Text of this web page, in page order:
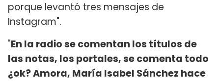
porque levantó tres mensajes de
Instagram".
"En la radio se comentan los títulos de
las notas, los portales, se comenta todo
¿ok? Amora, María Isabel Sánchez hace